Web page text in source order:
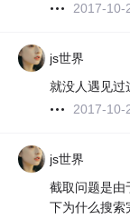
2017-10-
js世界
就没人遇见过
2017-10-
js世界
截取问题是由
下为什么搜索